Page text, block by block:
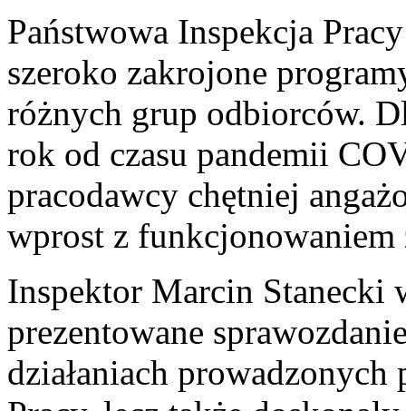
Państwowa Inspekcja
szeroko zakrojone
różnych grup odbiorców.
rok od czasu pandemii
pracodawcy chętniej
wprost z funkcjonowaniem
Inspektor Marcin Stanecki
prezentowane
działaniach prowadzonych